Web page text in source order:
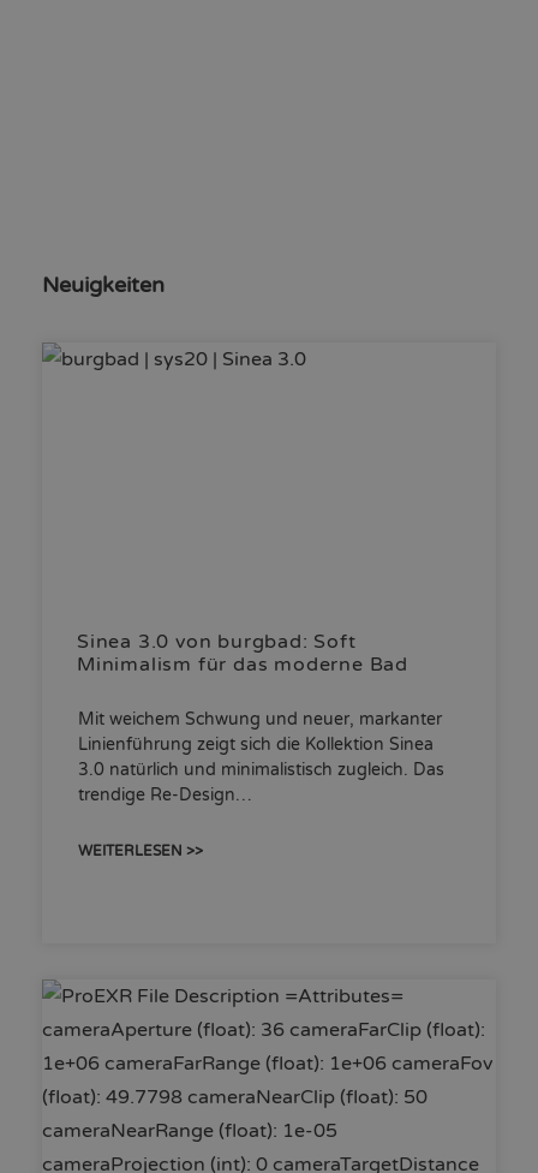
Neuigkeiten
Sinea 3.0 von burgbad: Soft
Minimalism für das moderne Bad
Mit weichem Schwung und neuer, markanter
Linienführung zeigt sich die Kollektion Sinea
3.0 natürlich und minimalistisch zugleich. Das
trendige Re-Design…
WEITERLESEN >>